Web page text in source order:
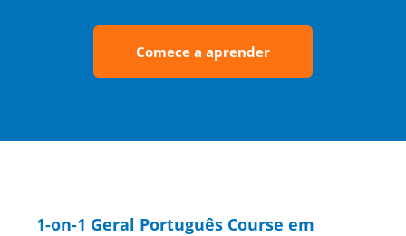
Comece a aprender
1-on-1 Geral Português Course em